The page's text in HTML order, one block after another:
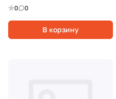
0 0
В корзину